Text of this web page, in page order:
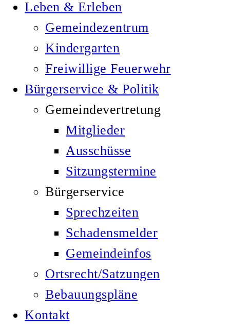
Leben & Erleben
Gemeindezentrum
Kindergarten
Freiwillige Feuerwehr
Bürgerservice & Politik
Gemeindevertretung
Mitglieder
Ausschüsse
Sitzungstermine
Bürgerservice
Sprechzeiten
Schadensmelder
Gemeindeinfos
Ortsrecht/Satzungen
Bebauungspläne
Kontakt